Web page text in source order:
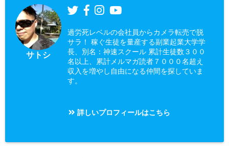
サトシ
過労死レベルの会社員からカメラ転売で脱
サラ！ 稼ぐ生徒を量産する副業起業大学学
長、別名：神速スクール 累計生徒数３００
名以上、累計メルマガ読者７０００名超え
収入を増やし自由になる仲間を探していま
す。
詳しいプロフィールはこちら